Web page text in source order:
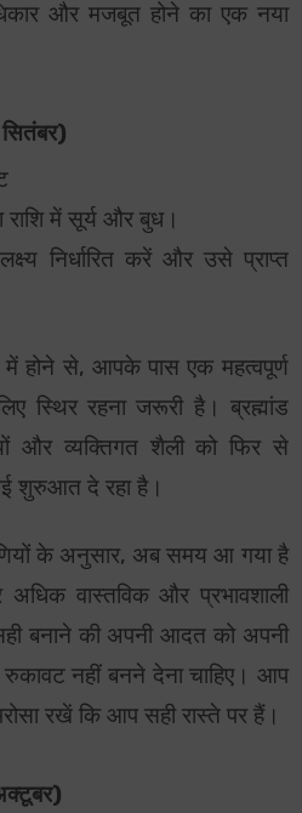
और मजबूत होने का एक नया
राशि में सूर्य और बुध।
निर्धारित करें और उसे प्राप्त
होने से, आपके पास एक महत्वपूर्ण
स्थिर रहना जरूरी है। ब्रह्मांड
और व्यक्तिगत शैली को फिर से
शुरुआत दे रहा है।
के अनुसार, अब समय आ गया है
वास्तविक और प्रभावशाली
बनाने की अपनी आदत को अपनी
नहीं बनने देना चाहिए। आप
रखें कि आप सही रास्ते पर हैं।